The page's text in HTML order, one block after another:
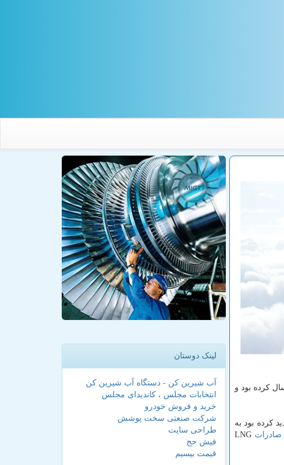
كرده بود و
كرده بود به
صادرات LNG
لینک دوستان
آب شیرین کن - دستگاه آب شیرین کن
انتخابات مجلس ، کاندیدای مجلس
خرید و فروش خودرو
شرکت صنعتی سخت پوشش
طراحی سایت
فیش حج
قیمت بیسیم